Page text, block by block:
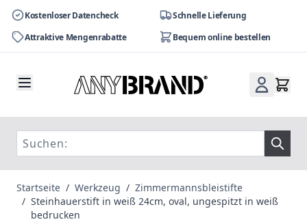
Kostenloser Datencheck
Schnelle Lieferung
Attraktive Mengenrabatte
Bequem online bestellen
Startseite / Werkzeug / Zimmermannsbleistifte
/ Steinhauerstift in weiß 24cm, oval, ungespitzt in weiß
bedrucken